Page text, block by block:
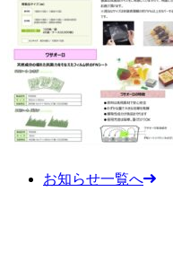
お知らせ一覧へ